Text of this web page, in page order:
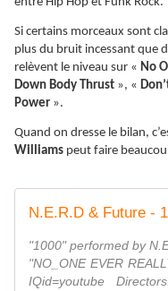
Si certains morceaux sont
plus du bruit incessant que
relèvent le niveau sur « No
Down Body Thrust », «
Power ».
Quand on dresse le bilan,
Williams peut faire
N.E.R.D & Future -
"1000" performed by
"NO_ONE EVER
IQid=youtube